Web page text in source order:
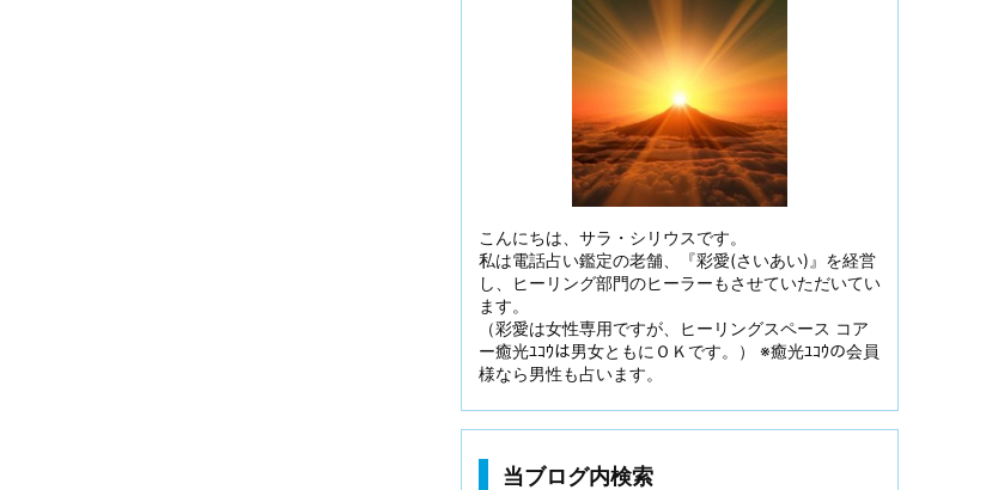
こんにちは、サラ・シリウスです。
私は電話占い鑑定の老舗、『彩愛(さいあい)』を経営
し、ヒーリング部門のヒーラーもさせていただいてい
ます。
（彩愛は女性専用ですが、ヒーリングスペース コア
ー癒光ﾕｺｳは男女ともにＯＫです。） ※癒光ﾕｺｳの会員
様なら男性も占います。
当ブログ内検索